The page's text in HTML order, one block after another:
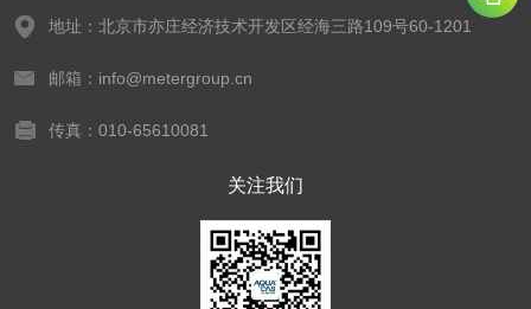
地址：北京市亦庄经济技术开发区经海三路109号60-1201
邮箱：info@metergroup.cn
传真：010-65610081
关注我们